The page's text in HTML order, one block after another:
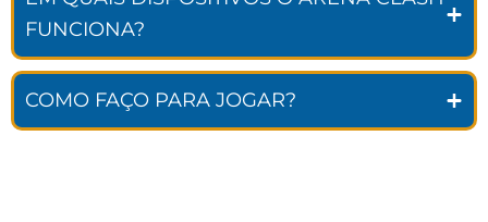
FUNCIONA?
COMO FAÇO PARA JOGAR?